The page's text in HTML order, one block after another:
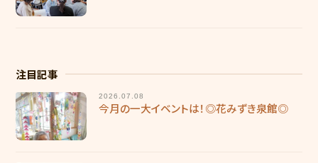
注目記事
2026.07.08
今月の一大イベントは！◎花みずき泉館◎